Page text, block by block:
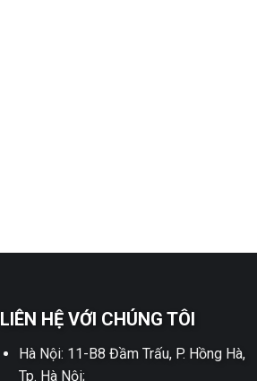
LIÊN HỆ VỚI CHÚNG TÔI
Hà Nội: 11-B8 Đầm Trấu, P. Hồng Hà,
Tp. Hà Nội;